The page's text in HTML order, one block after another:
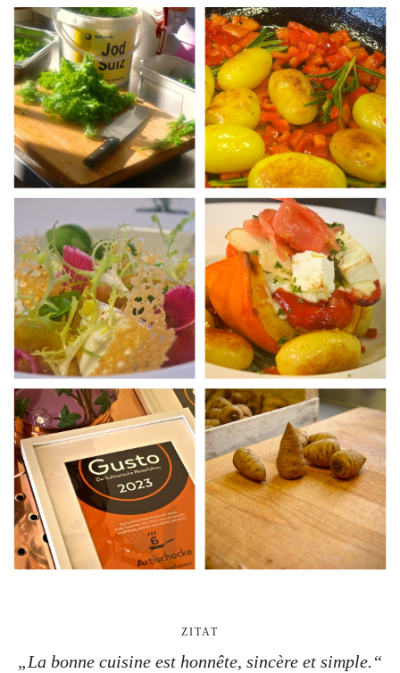
ZITAT
„La bonne cuisine est honnête, sincère et simple.“